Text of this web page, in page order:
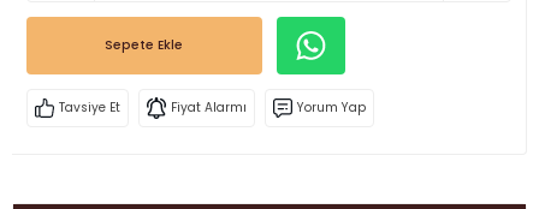
Sepete Ekle
Tavsiye Et Fiyat Alarmı Yorum Yap